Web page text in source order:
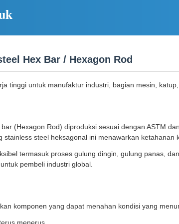
Hex Bar / Hexagon Rod
tinggi untuk manufaktur industri, bagian mesin,
(Hexagon Rod) diproduksi sesuai dengan ASTM
stainless steel heksagonal ini menawarkan
termasuk proses gulung dingin, gulung panas,
pembeli industri global.
komponen yang dapat menahan kondisi yang